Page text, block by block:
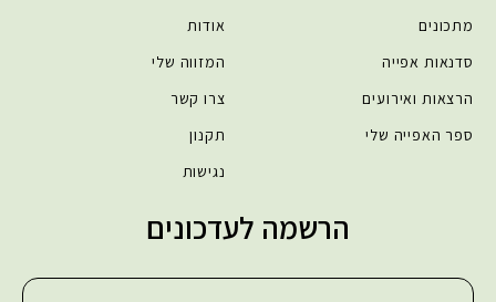
מתכונים
סדנאות אפייה
הרצאות ואירועים
ספר האפייה שלי
אודות
המזווה שלי
צרו קשר
תקנון
נגישות
הרשמה לעדכונים